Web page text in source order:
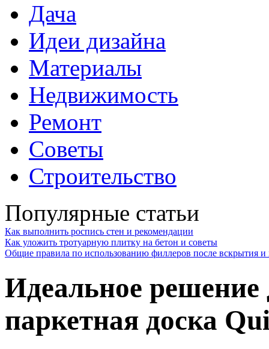
Дача
Идеи дизайна
Материалы
Недвижимость
Ремонт
Советы
Строительство
Популярные статьи
Как выполнить роспись стен и рекомендации
Как уложить тротуарную плитку на бетон и советы
Общие правила по использованию филлеров после вскрытия и
Идеальное
паркетная доска